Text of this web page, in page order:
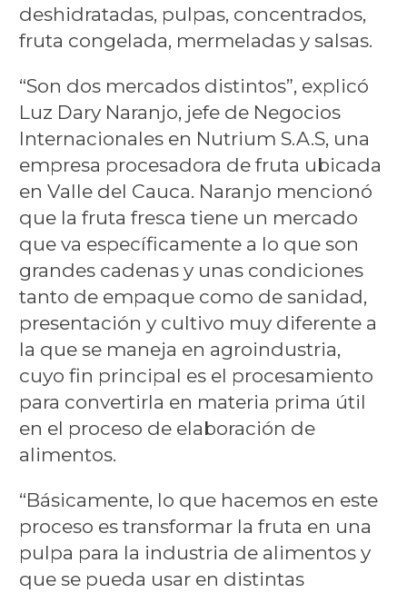
deshidratadas, pulpas, concentrados,
fruta congelada, mermeladas y salsas.
“Son dos mercados distintos”, explicó
Luz Dary Naranjo, jefe de Negocios
Internacionales en Nutrium S.A.S, una
empresa procesadora de fruta ubicada
en Valle del Cauca. Naranjo mencionó
que la fruta fresca tiene un mercado
que va específicamente a lo que son
grandes cadenas y unas condiciones
tanto de empaque como de sanidad,
presentación y cultivo muy diferente a
la que se maneja en agroindustria,
cuyo fin principal es el procesamiento
para convertirla en materia prima útil
en el proceso de elaboración de
alimentos.
“Básicamente, lo que hacemos en este
proceso es transformar la fruta en una
pulpa para la industria de alimentos y
que se pueda usar en distintas